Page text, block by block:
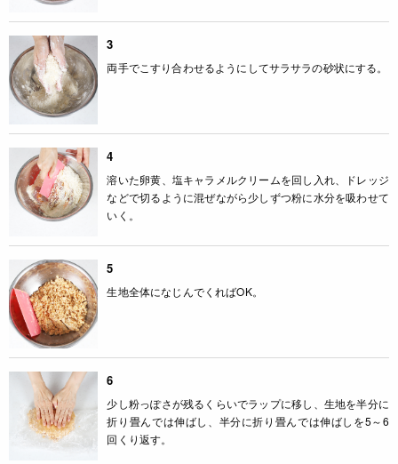
3
両手でこすり合わせるようにしてサラサラの砂状にする。
4
溶いた卵黄、塩キャラメルクリームを回し入れ、ドレッジ
などで切るように混ぜながら少しずつ粉に水分を吸わせて
いく。
5
生地全体になじんでくればOK。
6
少し粉っぽさが残るくらいでラップに移し、生地を半分に
折り畳んでは伸ばし、半分に折り畳んでは伸ばしを5～6
回くり返す。